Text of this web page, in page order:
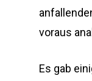
voraus
Es gab